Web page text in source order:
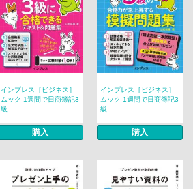
インプレス［ビジネス］
ムック 1週間で日商簿記3
級...
購入
インプレス［ビジネス］
ムック 1週間で日商簿記3
級...
購入